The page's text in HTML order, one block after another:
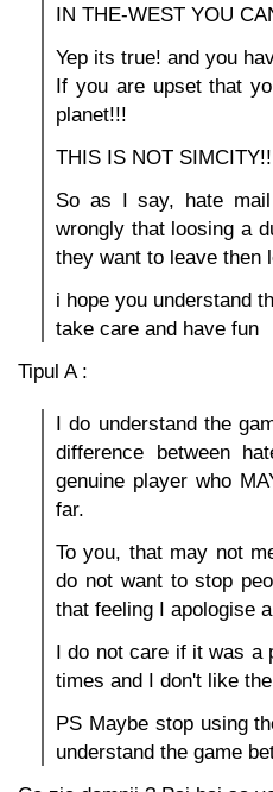
IN THE-WEST YOU
Yep its true! and you
If you are upset that
planet!!!
THIS IS NOT
So as I say, hate
wrongly that loosing a
they want to leave then
i hope you understand
take care and have fun
Tipul A :
I do understand the
difference between
genuine player who
far.
To you, that may not
do not want to stop
that feeling I apologise
I do not care if it was a
times and I don't like
PS Maybe stop using
understand the game